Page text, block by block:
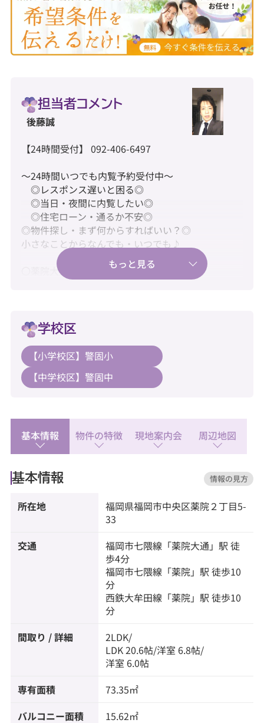
担当者コメント
後藤誠
【24時間受付】 092-406-6497
～24時間いつでも内覧予約受付中～
◎レスポンス遅いと困る◎
◎当日・夜間に内覧したい◎
◎住宅ローン・通るか不安◎
◎物件探し・まず何からすればいい？◎
小さなことからなんでも・いつでも♪
〇薬院大通駅まで徒歩4分の好立地♪
〇大切なペットと一緒に暮らせます♪
【教育】
◆警固小学校：徒歩6分
◆警固中学校：徒歩17分
◆ファミリーマート 福岡薬院二丁目店：徒歩1分
◆ボンラパス 薬院六つ角店：徒歩4分
◆西日本シティ銀行薬院支店：徒歩4分
学校区
【小学校区】警固小
【中学校区】警固中
基本情報 物件の特徴 現地案内会 周辺地図
基本情報 情報の見方
所在地 福岡県福岡市中央区薬院２丁目5-
33
交通 福岡市七隈線 「薬院大通 」駅 徒
歩4分
福岡市七隈線 「薬院」駅 徒歩10
分
西鉄大牟田線 「薬院」駅 徒歩10
分
間取り / 詳細
2LDK/
LDK 20.6帖/洋室 6.8帖/
洋室 6.0帖
専有面積 73.35㎡
バルコニー面積 15.62㎡